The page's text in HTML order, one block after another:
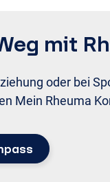
mit
oder bei
Mein Rheuma